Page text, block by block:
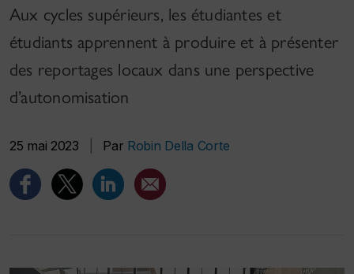
Aux cycles supérieurs, les étudiantes et
étudiants apprennent à produire et à présenter
des reportages locaux dans une perspective
d’autonomisation
25 mai 2023 Par Robin Della Corte